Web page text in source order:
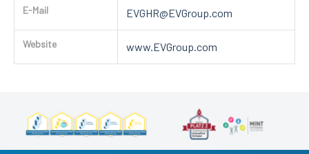
E-Mail EVGHR@EVGroup.com
Website www.EVGroup.com